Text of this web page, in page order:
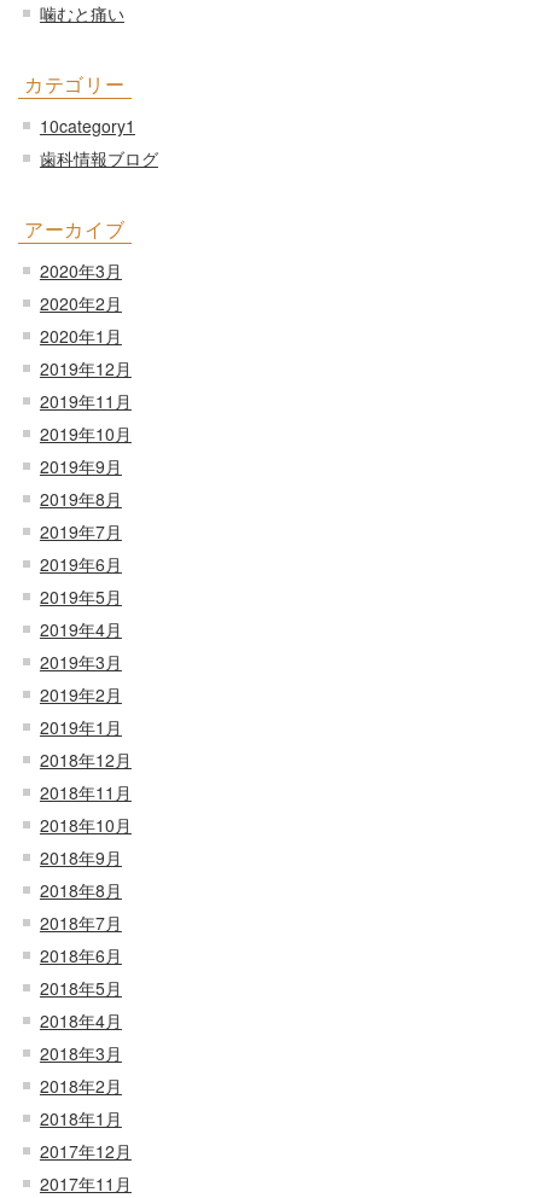
噛むと痛い
カテゴリー
10category1
歯科情報ブログ
アーカイブ
2020年3月
2020年2月
2020年1月
2019年12月
2019年11月
2019年10月
2019年9月
2019年8月
2019年7月
2019年6月
2019年5月
2019年4月
2019年3月
2019年2月
2019年1月
2018年12月
2018年11月
2018年10月
2018年9月
2018年8月
2018年7月
2018年6月
2018年5月
2018年4月
2018年3月
2018年2月
2018年1月
2017年12月
2017年11月